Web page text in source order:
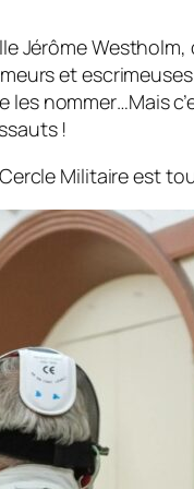
Jérôme
et
nommer…Mais
!
Militaire est